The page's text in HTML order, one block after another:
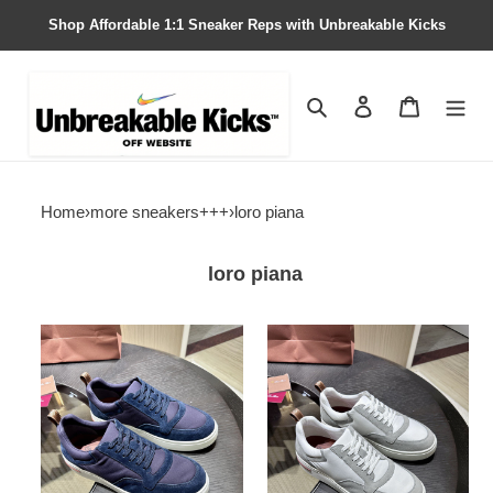
Shop Affordable 1:1 Sneaker Reps with Unbreakable Kicks
Search Contact us
Home›more sneakers+++›loro piana
loro piana
loro
piana
sneaker
loro
piana
sneaker